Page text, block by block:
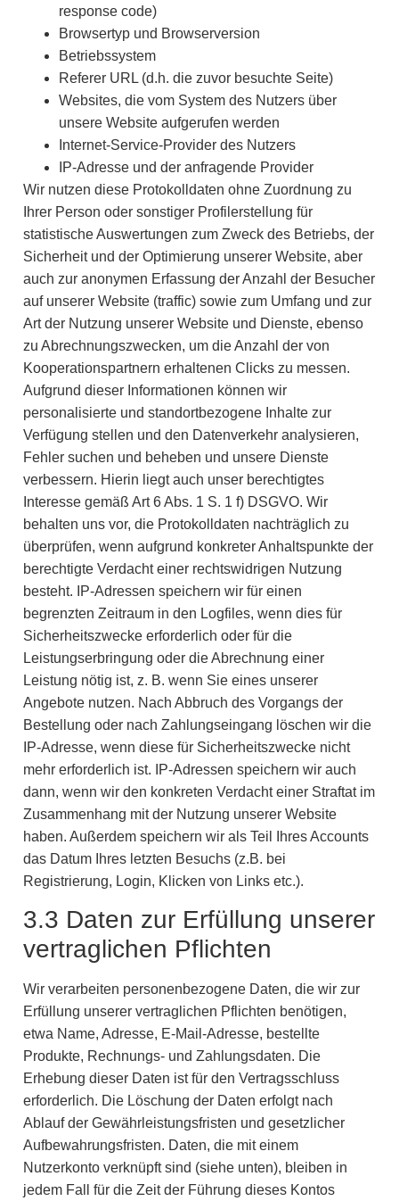
response code)
Browsertyp und Browserversion
Betriebssystem
Referer URL (d.h. die zuvor besuchte Seite)
Websites, die vom System des Nutzers über
unsere Website aufgerufen werden
Internet-Service-Provider des Nutzers
IP-Adresse und der anfragende Provider
Wir nutzen diese Protokolldaten ohne Zuordnung zu
Ihrer Person oder sonstiger Profilerstellung für
statistische Auswertungen zum Zweck des Betriebs, der
Sicherheit und der Optimierung unserer Website, aber
auch zur anonymen Erfassung der Anzahl der Besucher
auf unserer Website (traffic) sowie zum Umfang und zur
Art der Nutzung unserer Website und Dienste, ebenso
zu Abrechnungszwecken, um die Anzahl der von
Kooperationspartnern erhaltenen Clicks zu messen.
Aufgrund dieser Informationen können wir
personalisierte und standortbezogene Inhalte zur
Verfügung stellen und den Datenverkehr analysieren,
Fehler suchen und beheben und unsere Dienste
verbessern. Hierin liegt auch unser berechtigtes
Interesse gemäß Art 6 Abs. 1 S. 1 f) DSGVO. Wir
behalten uns vor, die Protokolldaten nachträglich zu
überprüfen, wenn aufgrund konkreter Anhaltspunkte der
berechtigte Verdacht einer rechtswidrigen Nutzung
besteht. IP-Adressen speichern wir für einen
begrenzten Zeitraum in den Logfiles, wenn dies für
Sicherheitszwecke erforderlich oder für die
Leistungserbringung oder die Abrechnung einer
Leistung nötig ist, z. B. wenn Sie eines unserer
Angebote nutzen. Nach Abbruch des Vorgangs der
Bestellung oder nach Zahlungseingang löschen wir die
IP-Adresse, wenn diese für Sicherheitszwecke nicht
mehr erforderlich ist. IP-Adressen speichern wir auch
dann, wenn wir den konkreten Verdacht einer Straftat im
Zusammenhang mit der Nutzung unserer Website
haben. Außerdem speichern wir als Teil Ihres Accounts
das Datum Ihres letzten Besuchs (z.B. bei
Registrierung, Login, Klicken von Links etc.).
3.3 Daten zur Erfüllung unserer
vertraglichen Pflichten
Wir verarbeiten personenbezogene Daten, die wir zur
Erfüllung unserer vertraglichen Pflichten benötigen,
etwa Name, Adresse, E-Mail-Adresse, bestellte
Produkte, Rechnungs- und Zahlungsdaten. Die
Erhebung dieser Daten ist für den Vertragsschluss
erforderlich. Die Löschung der Daten erfolgt nach
Ablauf der Gewährleistungsfristen und gesetzlicher
Aufbewahrungsfristen. Daten, die mit einem
Nutzerkonto verknüpft sind (siehe unten), bleiben in
jedem Fall für die Zeit der Führung dieses Kontos